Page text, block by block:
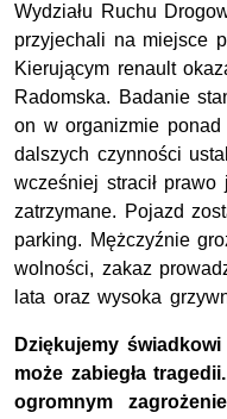
Wydziału Ruchu
przyjechali na miejsce
Kierującym renault
Radomska. Badanie
on w organizmie
dalszych czynności
wcześniej stracił prawo
zatrzymane. Pojazd
parking. Mężczyźnie
wolności, zakaz
lata oraz wysoka
Dziękujemy
może zabiegła
ogromnym